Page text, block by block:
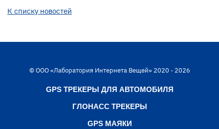
К списку новостей
© ООО «Лаборатория Интернета Вещей» 2020 - 2026
GPS ТРЕКЕРЫ ДЛЯ АВТОМОБИЛЯ
ГЛОНАСС ТРЕКЕРЫ
GPS МАЯКИ